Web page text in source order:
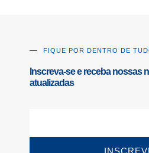
FIQUE POR DENTRO DE
Inscreva-se e receba nossas
atualizadas